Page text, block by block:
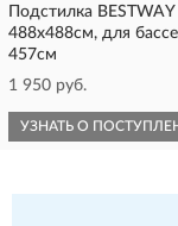
Подстилка BESTWAY
488х488см, для
457см
1 950 руб.
УЗНАТЬ О